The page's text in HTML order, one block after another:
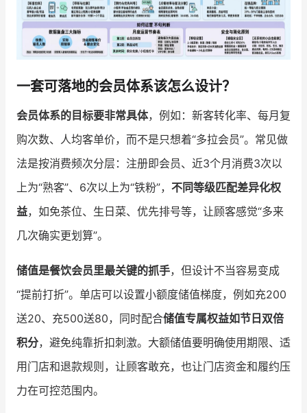
合作共进
入驻有赞 认证代理商
一套可落地的会员体系该怎么设计？
会员体系的目标要非常具体，例如：新客转化率、每月复
购次数、人均客单价，而不是只想着“多拉会员”。常见做
法是按消费频次分层：注册即会员、近3个月消费3次以
上为“熟客”、6次以上为“铁粉”， 不同等级匹配差异化权
益，如免茶位、生日菜、优先排号等，让顾客感觉“多来
几次确实更划算”。
储值是餐饮会员里最关键的抓手，但设计不当容易变成
“提前打折”。单店可以设置小额度储值梯度，例如充200
送20、充500送80，同时配合储值专属权益如节日双倍
积分，避免纯靠折扣刺激。大额储值要明确使用期限、适
用门店和退款规则，让顾客敢充，也让门店资金和履约压
力在可控范围内。